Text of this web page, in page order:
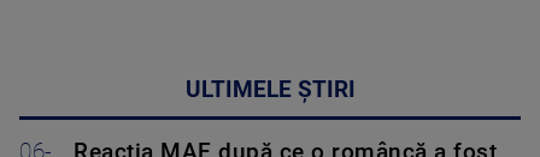
ULTIMELE ȘTIRI